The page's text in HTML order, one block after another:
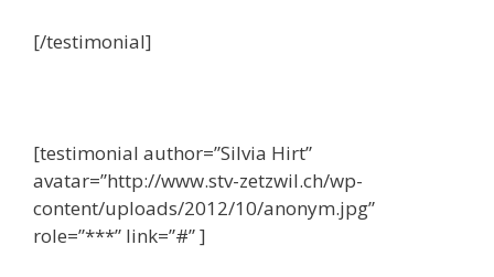
[/testimonial]
[testimonial author=”Silvia Hirt”
avatar=”http://www.stv-zetzwil.ch/wp-
content/uploads/2012/10/anonym.jpg”
role=”***” link=”#” ]